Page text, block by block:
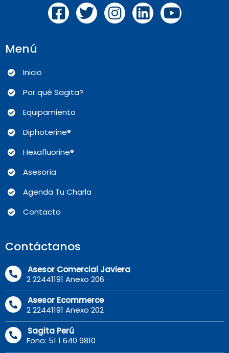
Menú
Inicio
Por qué Sagita?
Equipamiento
Diphoterine®
Hexafluorine®
Asesoría
Agenda Tu Charla
Contacto
Contáctanos
Asesor Comercial Javiera
2 22441191 Anexo 206
Asesor Ecommerce
2 22441191 Anexo 202
Sagita Perú
Fono: 51 1 640 9810